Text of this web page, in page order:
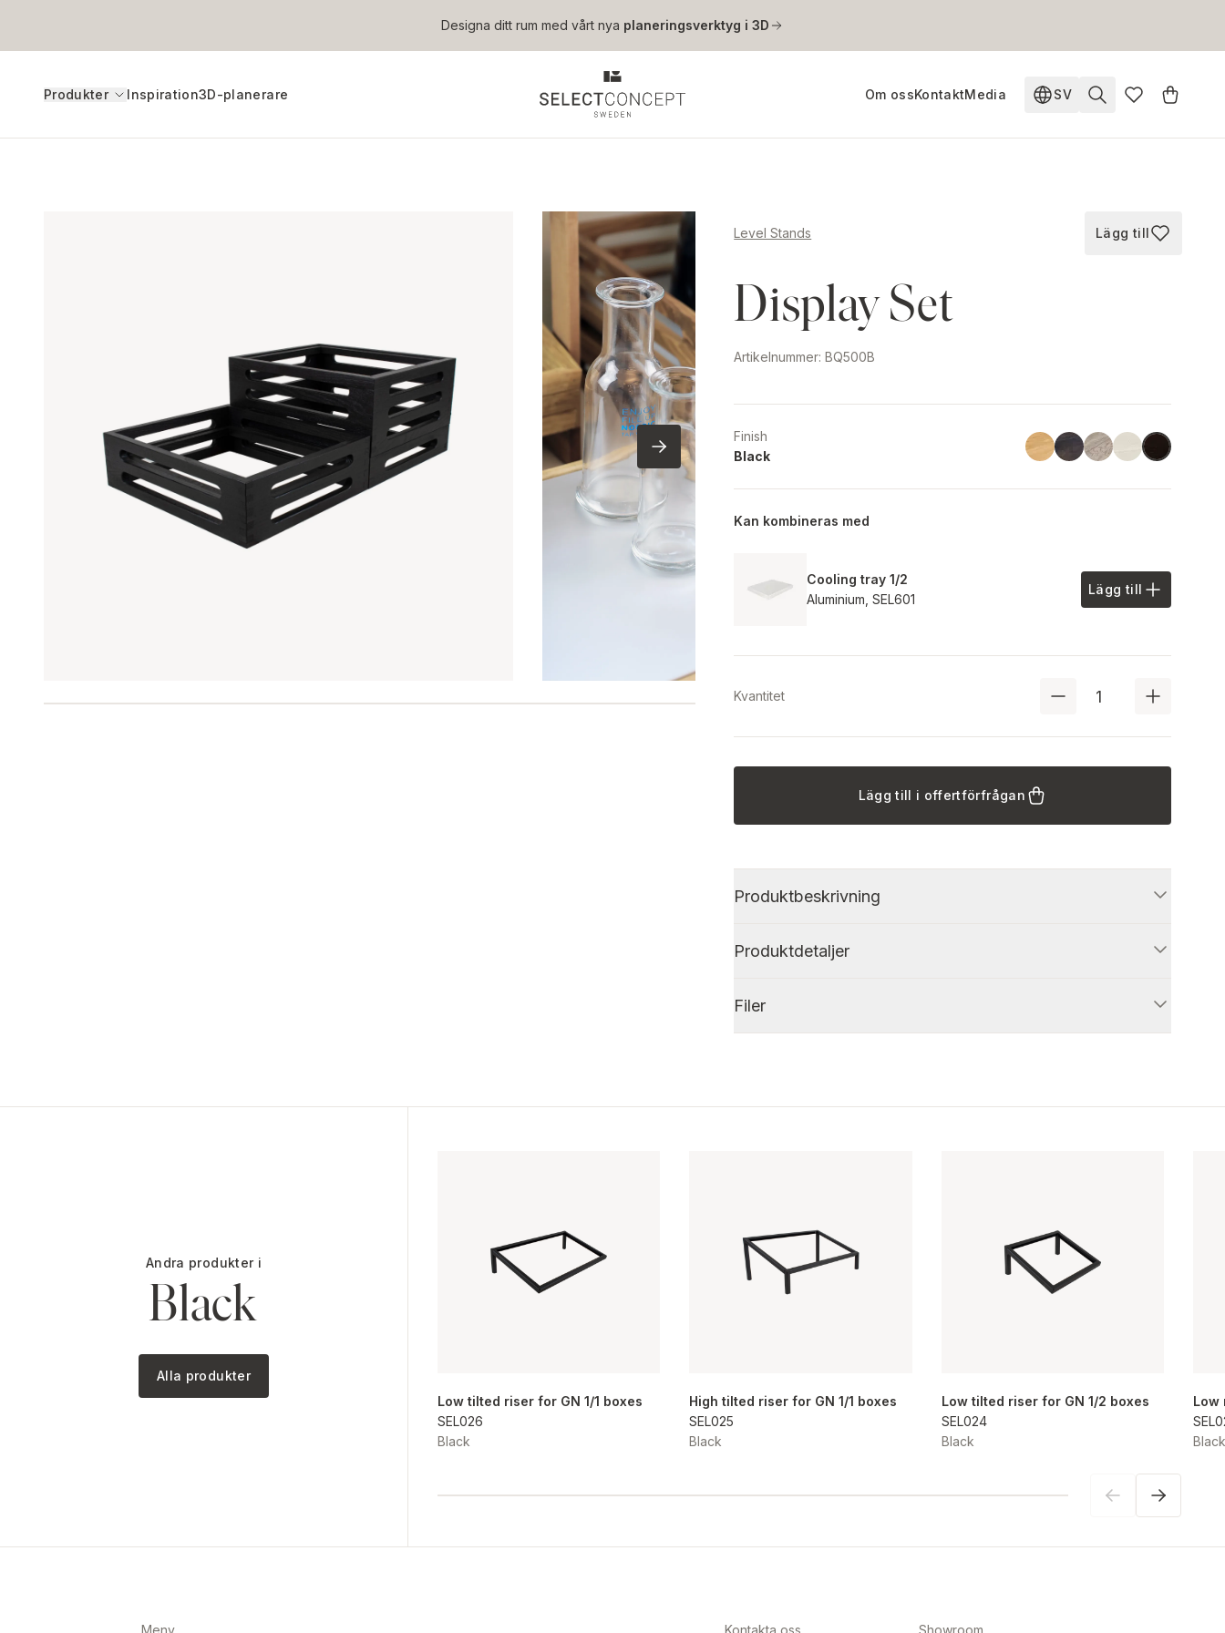
Hoppa till huvudinnehåll
Designa ditt rum med vårt nya planeringsverktyg i 3D
Produkter Inspiration3D-planerare Om ossKontaktMedia SV
Ändra språk. Nuvarande
Level Stands Lägg till i
Lägg till
Display Set
Artikelnummer:BQ500B
Finish
Black
LinoilHavana Black
Driftwood
AshBlack
Kan kombineras med
Cooling tray 1/2
Aluminium,SEL601 Lägg till i
Lägg till
Kvantitet
Lägg till i offertförfrågan
Produktbeskrivning
Produktdetaljer
Filer
Andra produkter i
Black
Alla produkter
Low tilted riser for GN 1/1 boxes
SEL026
Black
High tilted riser for GN 1/1 boxes
SEL025
Black
Low tilted riser for GN 1/2 boxes
SEL024
Black
Low